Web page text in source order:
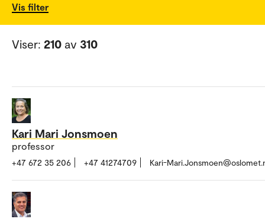
Vis filter
Viser: 210 av 310
Kari Mari Jonsmoen
professor
+47 672 35 206 +47 41274709 Kari-